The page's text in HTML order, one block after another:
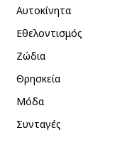
Αυτοκίνητα
Εθελοντισμός
Ζώδια
Θρησκεία
Μόδα
Συνταγές